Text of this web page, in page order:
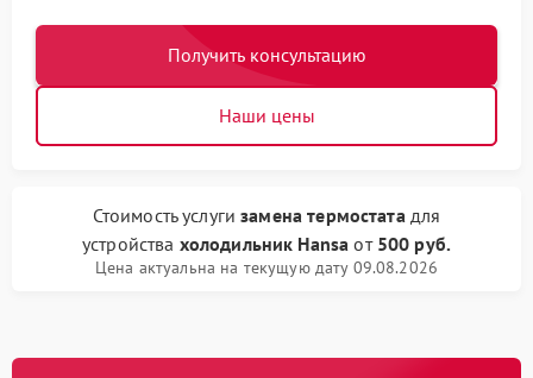
Получить консультацию
Наши цены
Стоимость услугизамена термостатадля
устройства холодильник Hansa от 500 руб.
Цена актуальна на текущую дату 09.08.2026